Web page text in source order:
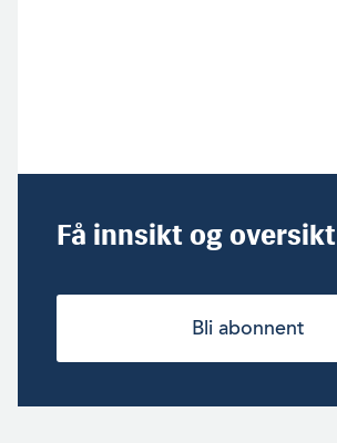
Få innsikt og oversikt
Bli abonnent